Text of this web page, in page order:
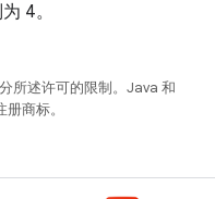
4。
所述许可的限制。Java 和
商标。